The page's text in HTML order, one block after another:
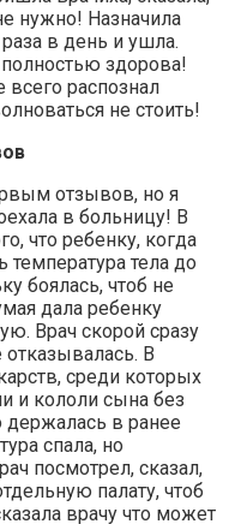
нужно! Назначила
в день и ушла.
здорова!
распознал
не стоить!
отзывов, но я
в больницу! В
что ребенку, когда
тела до
боялась, чтоб не
дала ребенку
Врач скорой сразу
В
среди которых
и кололи сына без
держалась в ранее
спала, но
посмотрел, сказал,
палату, чтоб
врачу что может